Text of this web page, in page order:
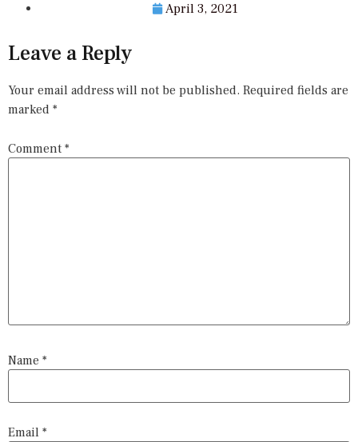
April 3, 2021
Leave a Reply
Your email address will not be published. Required fields are
marked *
Comment *
Name *
Email *